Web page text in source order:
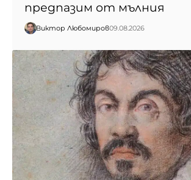
предпазим от мълния
Виктор Любомиров09.08.2026